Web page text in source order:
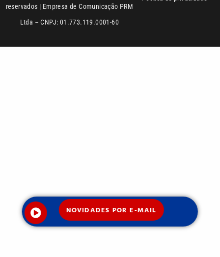
NOVIDADES POR E-MAIL